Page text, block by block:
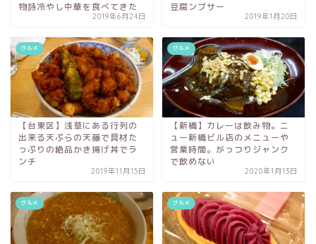
物詩冷やし中華を食べてきた
2019年6月24日
豆腐ンブサー
2019年1月20日
グルメ
【台東区】浅草にある行列の
出来る天ぷらの天藤で具材た
っぷりの絶品かき揚げ丼でラ
ンチ
2019年11月15日
グルメ
【新橋】カレーは飲み物。ニ
ュー新橋ビル店のメニューや
営業時間。がっつりジャンク
で飲めない
2020年1月13日
グルメ グルメ